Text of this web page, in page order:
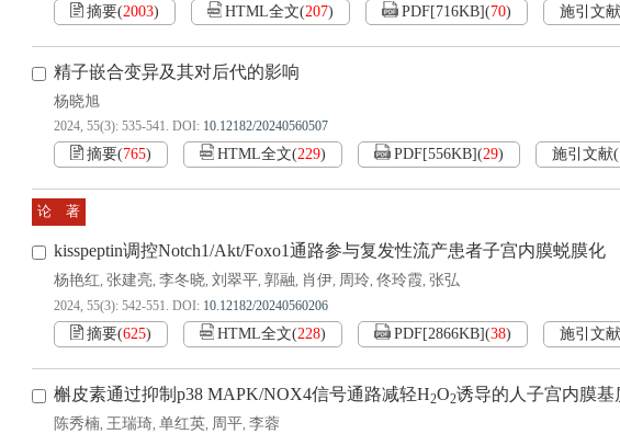
摘要(2003) HTML全文(207) PDF[716KB](70) 施引文献
精子嵌合变异及其对后代的影响
杨晓旭
2024, 55(3): 535-541. DOI: 10.12182/20240560507
摘要(765) HTML全文(229) PDF[556KB](29) 施引文献(
论 著
kisspeptin调控Notch1/Akt/Foxo1通路参与复发性流产患者子宫内膜蜕膜化
杨艳红, 张建亮, 李冬晓, 刘翠平, 郭融, 肖伊, 周玲, 佟玲霞, 张弘
2024, 55(3): 542-551. DOI: 10.12182/20240560206
摘要(625) HTML全文(228) PDF[2866KB](38) 施引文献
槲皮素通过抑制p38 MAPK/NOX4信号通路减轻H2O2诱导的人子宫内膜
陈秀楠, 王瑞琦, 单红英, 周平, 李蓉